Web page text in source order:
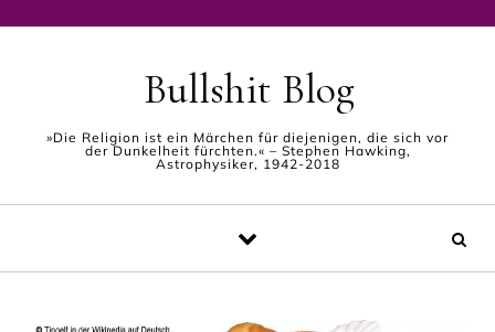
Bullshit Blog
»Die Religion ist ein Märchen für diejenigen, die sich vor
der Dunkelheit fürchten.« – Stephen Hawking,
Astrophysiker, 1942-2018